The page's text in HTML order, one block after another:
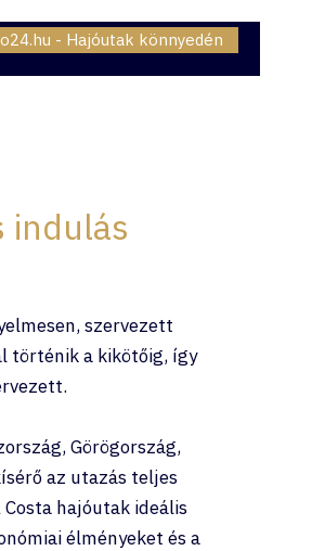
- Hajóutak könnyedén
indulás
szervezett
történik a kikötőig, így
Görögország,
az utazás teljes
hajóutak ideális
élményeket és a